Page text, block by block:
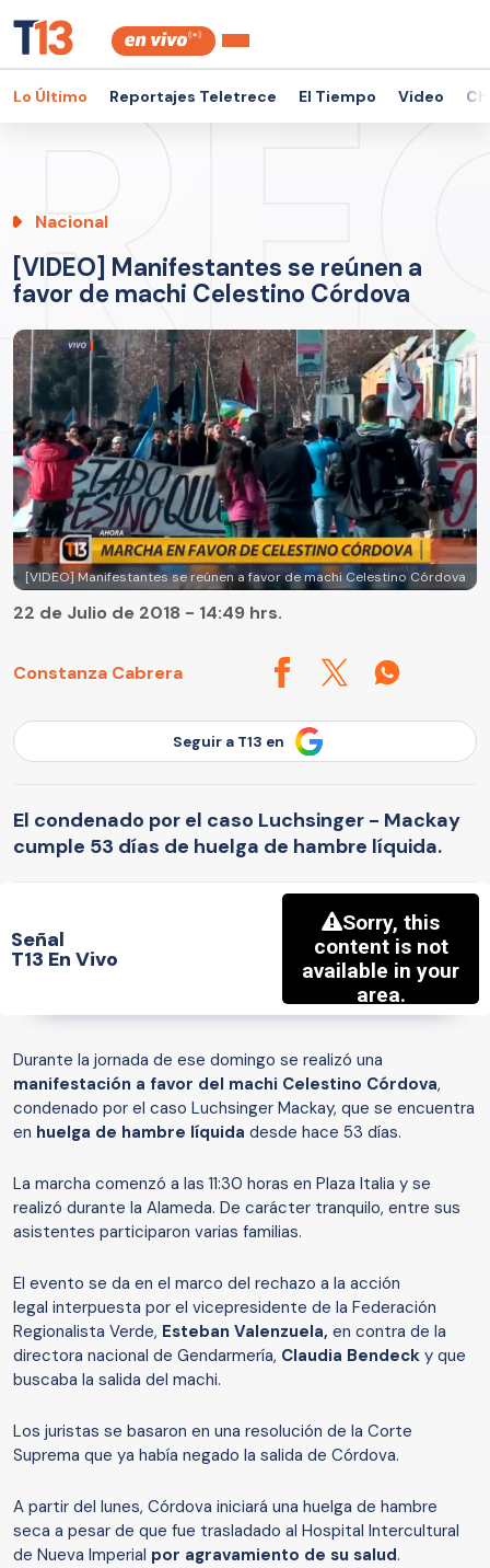
Lo Último Reportajes Teletrece El Tiempo Video
Nacional
[VIDEO] Manifestantes se reúnen a
favor de machi Celestino Córdova
[VIDEO] Manifestantes se reúnen a favor de machi Celestino Córdova
Constanza Cabrera
22 de Julio de 2018 - 14:49 hrs.
Seguir a T13 en
El condenado por el caso Luchsinger - Mackay
cumple 53 días de huelga de hambre líquida.
Señal
T13 En Vivo
Durante la jornada de ese domingo se realizó una
manifestación a favor del machi Celestino Córdova,
condenado por el caso Luchsinger Mackay, que se encuentra
en huelga de hambre líquida desde hace 53 días.
La marcha comenzó a las 11:30 horas en Plaza Italia y se
realizó durante la Alameda. De carácter tranquilo, entre sus
asistentes participaron varias familias.
El evento se da en el marco del rechazo a la acción
legal interpuesta por el vicepresidente de la Federación
Regionalista Verde, Esteban Valenzuela, en contra de la
directora nacional de Gendarmería, Claudia Bendeck y que
buscaba la salida del machi.
Los juristas se basaron en una resolución de la Corte
Suprema que ya había negado la salida de Córdova.
A partir del lunes, Córdova iniciará una huelga de hambre
seca a pesar de que fue trasladado al Hospital Intercultural
de Nueva Imperial por agravamiento de su salud.